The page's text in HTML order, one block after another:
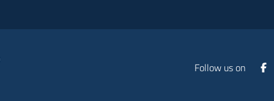
Follow us on